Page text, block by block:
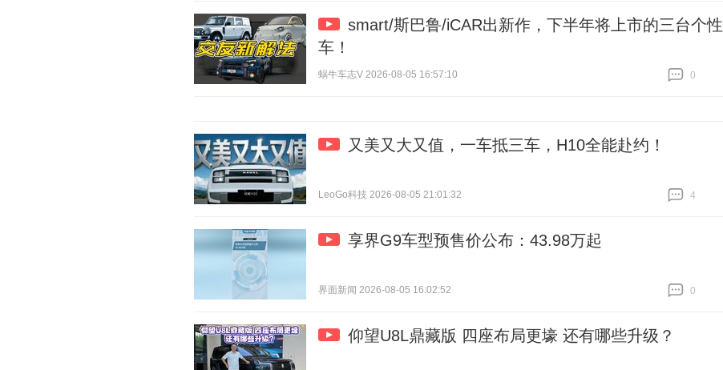
smart/斯巴鲁/iCAR出新作，下半年将上市的三台个性
车！
蜗牛车志V 2026-08-05 16:57:10
0
又美又大又值，一车抵三车，H10全能赴约！
LeoGo科技 2026-08-05 21:01:32
4
享界G9车型预售价公布：43.98万起
界面新闻 2026-08-05 16:02:52
0
仰望U8L鼎藏版 四座布局更壕 还有哪些升级？